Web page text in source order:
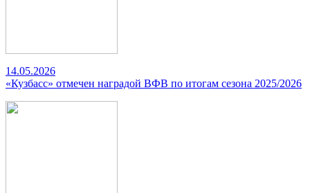
14.05.2026
«Кузбасс» отмечен наградой ВФВ по итогам сезона 2025/2026